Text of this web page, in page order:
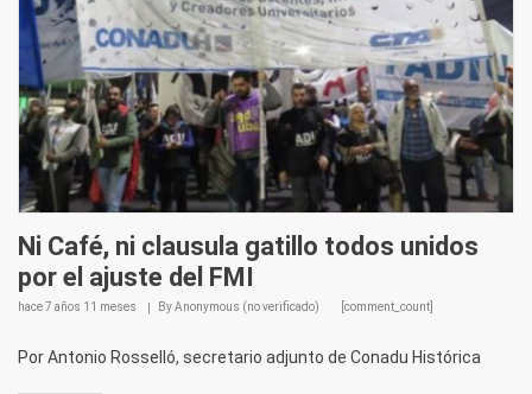
Ni Café, ni clausula gatillo todos unidos
por el ajuste del FMI
hace7 años 11 meses ByAnonymous (no verificado) [comment_count]
Por Antonio Rosselló, secretario adjunto de Conadu Histórica